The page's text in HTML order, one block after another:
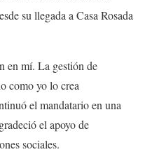
su llegada a Casa Rosada
en mí. La gestión de
como yo lo crea
el mandatario en una
el apoyo de
sociales.